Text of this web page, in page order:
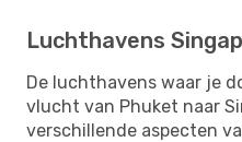
Luchthavens
De luchthavens waar je
vlucht van Phuket naar
verschillende aspecten